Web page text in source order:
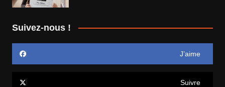
Suivez-nous !
J’aime
Suivre